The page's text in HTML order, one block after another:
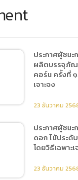
าคา
บ
๑/๖๙
ประกาศผู้ชนะ
ผลิตบรรจุภั
คอร์น ครั้งที่
เจาะจง
23 ธันวาคม
ประกาศผู้ชนะ
ดอก ไม้ประดั
โดยวิธีเฉพาะเ
23 ธันวาคม